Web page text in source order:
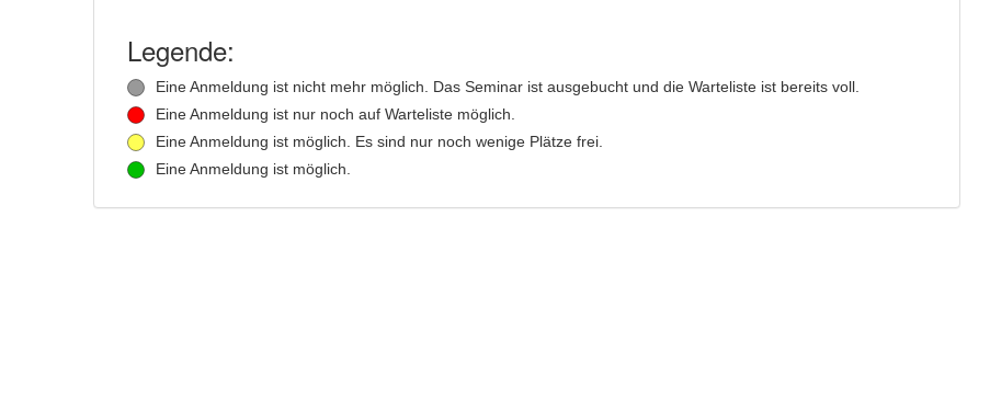
Legende:
Eine Anmeldung ist nicht mehr möglich. Das Seminar ist ausgebucht und die Warteliste ist bereits voll.
Eine Anmeldung ist nur noch auf Warteliste möglich.
Eine Anmeldung ist möglich. Es sind nur noch wenige Plätze frei.
Eine Anmeldung ist möglich.